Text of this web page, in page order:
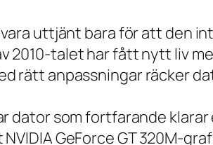
uttjänt bara för att den
2010-talet har fått nytt liv
rätt anpassningar räcker
dator som fortfarande
GeForce GT 320M-